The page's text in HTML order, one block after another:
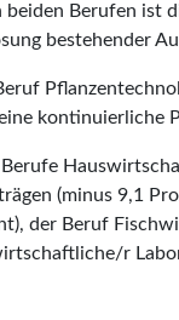
Berufen ist
bestehender
kontinuierliche
(minus 9,1
der Beruf
r